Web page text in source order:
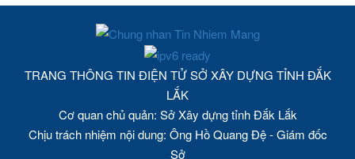
TRANG THÔNG TIN ĐIỆN TỬ SỞ XÂY DỰNG TỈNH ĐẮK
LẮK
Cơ quan chủ quản: Sở Xây dựng tỉnh Đắk Lắk
Chịu trách nhiệm nội dung: Ông Hồ Quang Đệ - Giám đốc
Sở